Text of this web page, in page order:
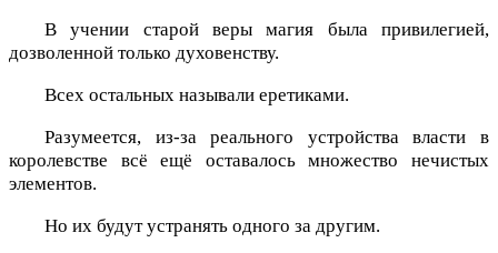
В учении старой веры магия была привилегией,
дозволенной только духовенству.
Всех остальных называли еретиками.
Разумеется, из-за реального устройства власти в
королевстве всё ещё оставалось множество нечистых
элементов.
Но их будут устранять одного за другим.